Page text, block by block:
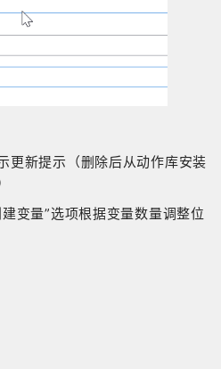
更新提示（删除后从动作库安装
建变量”选项根据变量数量调整位